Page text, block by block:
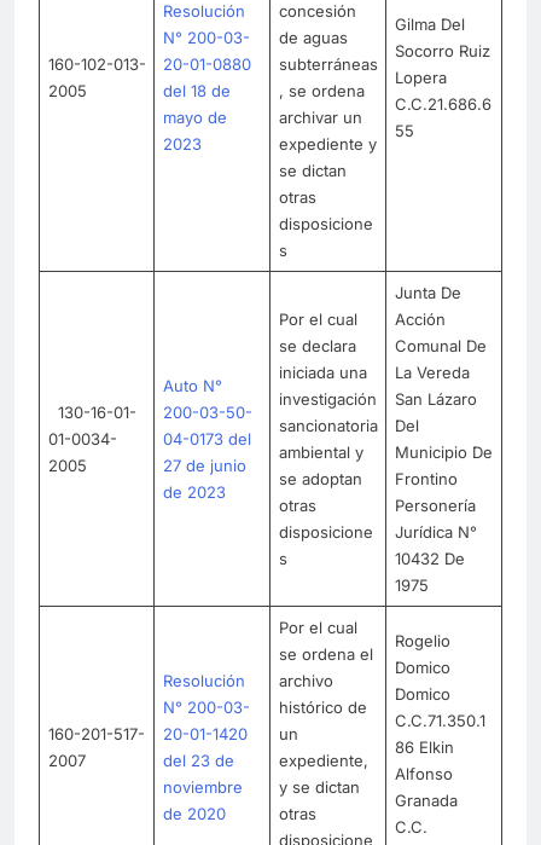
160-102-013-
2005
Resolución
N° 200-03-
20-01-0880
del 18 de
mayo de
2023
concesión
de aguas
subterráneas
, se ordena
archivar un
expediente y
se dictan
otras
disposicione
s
Gilma Del
Socorro Ruiz
Lopera
C.C.21.686.6
55
130-16-01-
01-0034-
2005
Auto N°
200-03-50-
04-0173 del
27 de junio
de 2023
Por el cual
se declara
iniciada una
investigación
sancionatoria
ambiental y
se adoptan
otras
disposicione
s
Junta De
Acción
Comunal De
La Vereda
San Lázaro
Del
Municipio De
Frontino
Personería
Jurídica N°
10432 De
1975
160-201-517-
2007
Resolución
N° 200-03-
20-01-1420
del 23 de
noviembre
de 2020
Por el cual
se ordena el
archivo
histórico de
un
expediente,
y se dictan
otras
disposicione
Rogelio
Domico
Domico
C.C.71.350.1
86 Elkin
Alfonso
Granada
C.C.